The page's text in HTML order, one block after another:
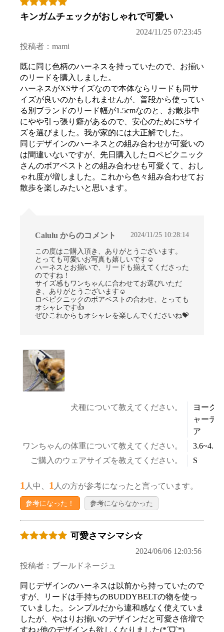
キンガムチェックがおしゃれで可愛い
2024/11/25 07:23:45
投稿者：mami
既に同じ色柄のハーネスを持っていたので、お揃い
のリードを購入しました。
ハーネスがXSサイズなので本体ならリードも同サ
イズが良いのかもしれませんが、普段から使ってい
る別ブランドのリード幅が1.5cmなのと、お散歩中
にやや引っ張り癖があるので、安心のためにSサイ
ズを選びました。我が家的には大正解でした。
同じデザインのハーネスとの組み合わせが可愛いの
は間違いないですが、先日購入したロペピクニック
さんのボアベストとの組み合わせも可愛くて、おし
ゃれ度が増しました。これから色々組み合わせてお
散歩を楽しみたいと思います。
Calulu からのコメント 2024/11/25 10:28:14
この度はご購入頂き、ありがとうございます。
とっても可愛いお写真も嬉しいです☺
ハーネスとお揃いで、リードも揃えてくださった
のですね！
サイズ感もワンちゃんに合わせてお選びいただ
き、ありがとうございます☺
ロペピクニックのボアベストの合わせ、とっても
オシャレです👍
ぜひこれからもオシャレを楽しんでくださいね💝
犬種について教えてください。
ヨーク
ャーテ
ア
ワンちゃんの体重について教えてください。
ご購入のウェアサイズを教えてください。
S
1 人中、 1 人の方が参考になったと言っています。
参考になった！ 参考にならなかった
可愛さマシマシ‪☆
2024/06/06 12:03:56
投稿者：ブールドネージュ
同じデザインのハーネスは以前から持っていたので
すが、リードは手持ちのBUDDYBELTの物を使っ
ていました。シンプルだから違和感なく使えていま
したが、やはりお揃いのデザインだと可愛さ倍増で
すね♪他のデザインも欲しくなりました(*ˊᗜˋ*)